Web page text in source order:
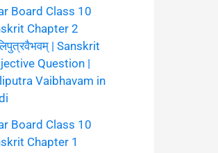
Board Class 10
Chapter 2
| Sanskrit
Question |
Vaibhavam in
Board Class 10
Chapter 1